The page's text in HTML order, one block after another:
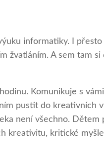
informatiky. I
žvatláním. A sem tam
Komunikuje s
pustit do kreativních
není všechno. Dětem
kreativitu, kritické